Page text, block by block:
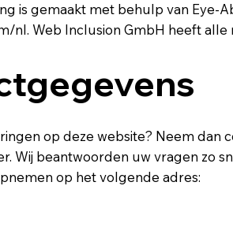
is gemaakt met behulp van
nl. Web Inclusion GmbH heeft
op deze website? Neem dan
Wij beantwoorden uw vragen zo
op het volgende adres: